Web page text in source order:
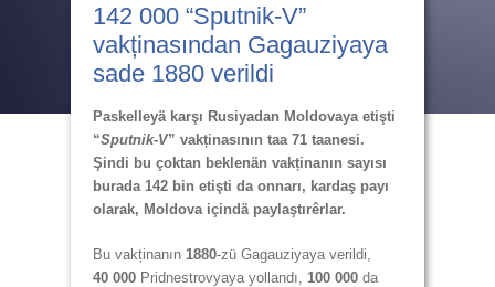
142 000 “Sputnik-V”
vakținasından Gagauziyaya
sade 1880 verildi
Paskelleyä karşı Rusiyadan Moldovaya etişti
“Sputnik-V” vakținasının taa 71 taanesi.
Şindi bu çoktan beklenän vakținanın sayısı
burada 142 bin etişti da onnarı, kardaş payı
olarak, Moldova içindä paylaştırêrlar.
Bu vakținanın 1880-zü Gagauziyaya verildi,
40 000 Pridnestrovyaya yollandı, 100 000 da